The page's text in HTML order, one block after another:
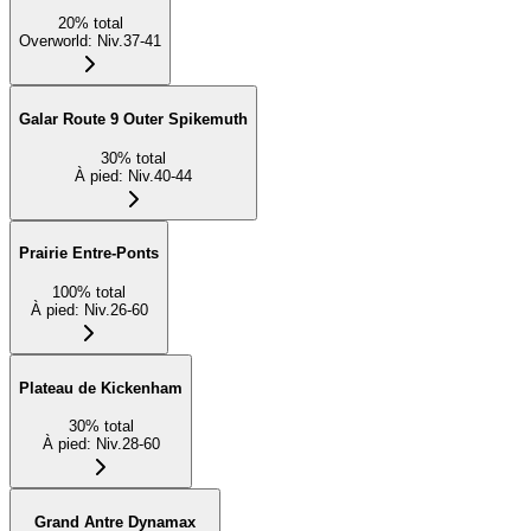
20% total
Overworld: Niv.37-41
Galar Route 9 Outer Spikemuth
30% total
À pied: Niv.40-44
Prairie Entre-Ponts
100% total
À pied: Niv.26-60
Plateau de Kickenham
30% total
À pied: Niv.28-60
Grand Antre Dynamax